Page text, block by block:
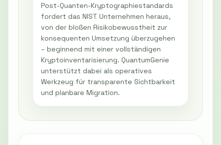
Post-Quanten-Kryptographiestandards
fordert das NIST Unternehmen heraus,
von der bloßen Risikobewusstheit zur
konsequenten Umsetzung überzugehen
– beginnend mit einer vollständigen
Kryptoinventarisierung. QuantumGenie
unterstützt dabei als operatives
Werkzeug für transparente Sichtbarkeit
und planbare Migration.